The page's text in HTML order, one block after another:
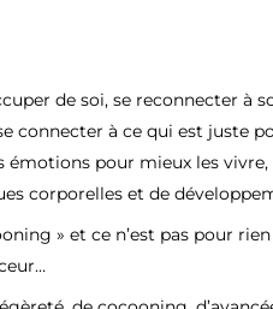
de soi, se reconnecter à
connecter à ce qui est juste
pour mieux les
corporelles et de
» et ce n’est pas pour